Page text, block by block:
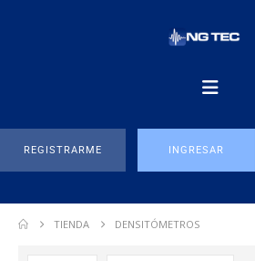
REGISTRARME INGRESAR
TIENDA DENSITÓMETROS